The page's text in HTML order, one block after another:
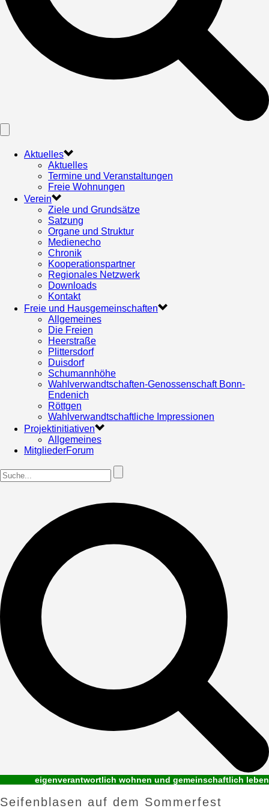
Aktuelles
Aktuelles
Termine und Veranstaltungen
Freie Wohnungen
Verein
Ziele und Grundsätze
Satzung
Organe und Struktur
Medienecho
Chronik
Kooperationspartner
Regionales Netzwerk
Downloads
Kontakt
Freie und Hausgemeinschaften
Allgemeines
Die Freien
Heerstraße
Plittersdorf
Duisdorf
Schumannhöhe
Wahlverwandtschaften-Genossenschaft Bonn-
Endenich
Röttgen
Wahlverwandtschaftliche Impressionen
Projektinitiativen
Allgemeines
MitgliederForum
eigenverantwortlich wohnen und gemeinschaftlich leben
Seifenblasen auf dem Sommerfest